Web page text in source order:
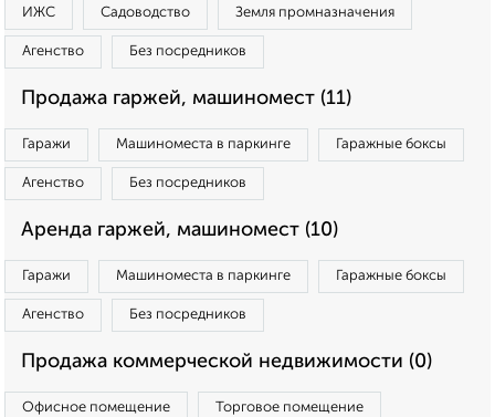
ИЖС Садоводство Земля промназначения
Агенство Без посредников
Продажа гаржей, машиномест (11)
Гаражи Машиноместа в паркинге Гаражные боксы
Агенство Без посредников
Аренда гаржей, машиномест (10)
Гаражи Машиноместа в паркинге Гаражные боксы
Агенство Без посредников
Продажа коммерческой недвижимости (0)
Офисное помещение Торговое помещение